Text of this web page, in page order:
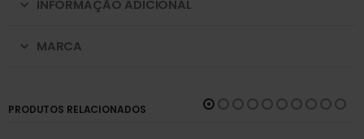
INFORMAÇÃO ADICIONAL
MARCA
PRODUTOS RELACIONADOS